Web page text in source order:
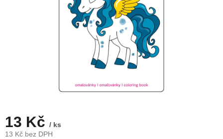
13 Kč / ks
13 Kč bez DPH